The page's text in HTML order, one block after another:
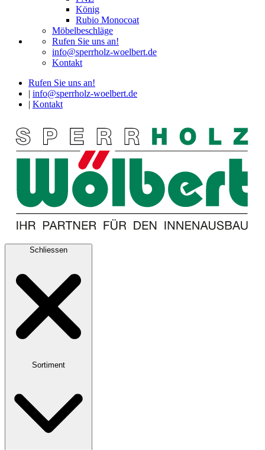
König
Rubio Monocoat
Möbelbeschläge
Rufen Sie uns an!
info@sperrholz-woelbert.de
Kontakt
Rufen Sie uns an!
info@sperrholz-woelbert.de
Kontakt
Schliessen
Sortiment